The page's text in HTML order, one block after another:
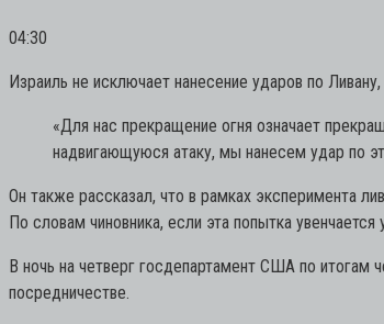
04:30
Израиль не исключает нанесение ударов по
«Для нас прекращение огня означает
надвигающуюся атаку, мы нанесем удар по
Он также рассказал, что в рамках эксперимента
По словам чиновника, если эта попытка
В ночь на четверг госдепартамент США по итогам
посредничестве.